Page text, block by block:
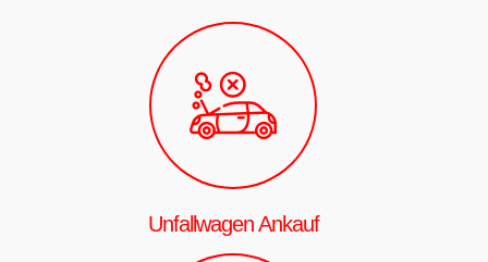
Unfallwagen Ankauf